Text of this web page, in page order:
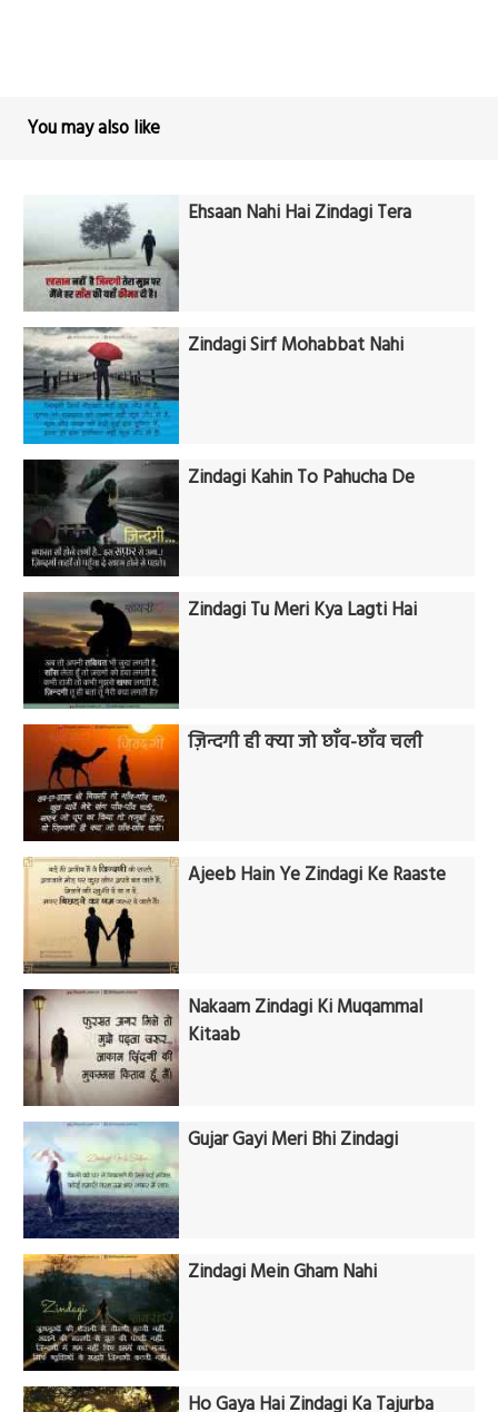
You may also like
Ehsaan Nahi Hai Zindagi Tera
Zindagi Sirf Mohabbat Nahi
Zindagi Kahin To Pahucha De
Zindagi Tu Meri Kya Lagti Hai
ज़िन्दगी ही क्या जो छाँव-छाँव चली
Ajeeb Hain Ye Zindagi Ke Raaste
Nakaam Zindagi Ki Muqammal
Kitaab
Gujar Gayi Meri Bhi Zindagi
Zindagi Mein Gham Nahi
Ho Gaya Hai Zindagi Ka Tajurba